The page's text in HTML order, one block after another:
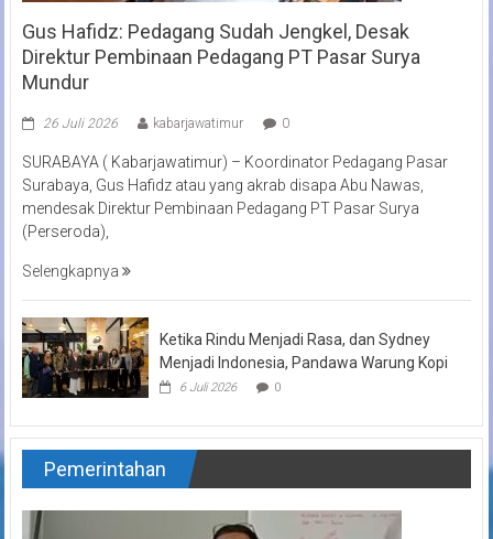
Gus Hafidz: Pedagang Sudah Jengkel, Desak
Direktur Pembinaan Pedagang PT Pasar Surya
Mundur
26 Juli 2026 kabarjawatimur 0
SURABAYA ( Kabarjawatimur) – Koordinator Pedagang Pasar
Surabaya, Gus Hafidz atau yang akrab disapa Abu Nawas,
mendesak Direktur Pembinaan Pedagang PT Pasar Surya
(Perseroda),
Selengkapnya
Ketika Rindu Menjadi Rasa, dan Sydney
Menjadi Indonesia, Pandawa Warung Kopi
6 Juli 2026 0
Pemerintahan